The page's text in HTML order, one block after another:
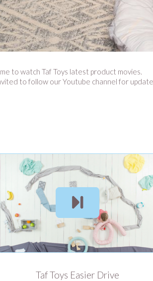
to watch Taf Toys latest product movies.
to follow our Youtube channel for
Taf Toys Easier Drive